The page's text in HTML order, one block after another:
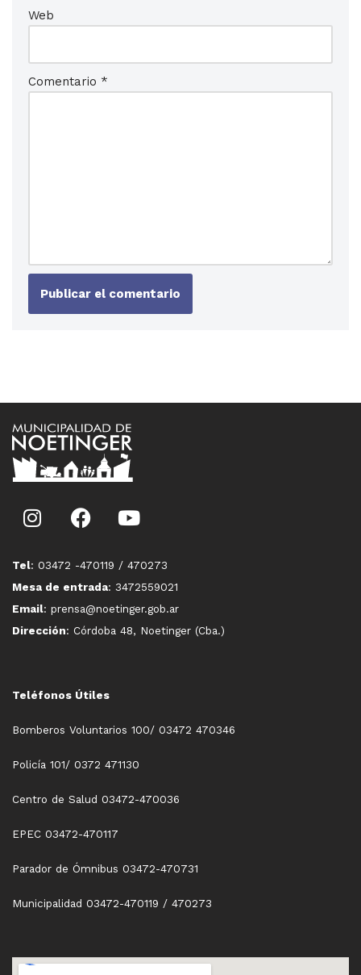
Web
Comentario *
Tel: 03472 -470119 / 470273
Mesa de entrada: 3472559021
Email: prensa@noetinger.gob.ar
Dirección: Córdoba 48, Noetinger (Cba.)
Teléfonos Útiles
Bomberos Voluntarios 100/ 03472 470346
Policía 101/ 0372 471130
Centro de Salud 03472-470036
EPEC 03472-470117
Parador de Ómnibus 03472-470731
Municipalidad 03472-470119 / 470273